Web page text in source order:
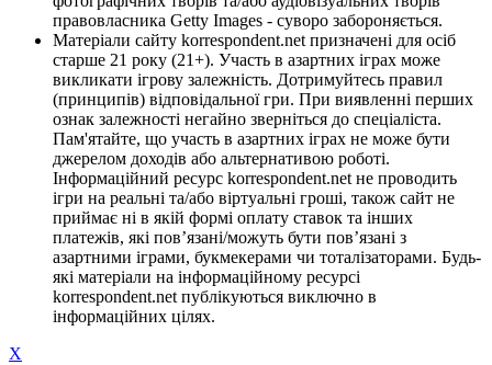
правовласника Getty Images - суворо забороняється.
Матеріали сайту korrespondent.net призначені для осіб
старше 21 року (21+). Участь в азартних іграх може
викликати ігрову залежність. Дотримуйтесь правил
(принципів) відповідальної гри. При виявленні перших
ознак залежності негайно зверніться до спеціаліста.
Пам'ятайте, що участь в азартних іграх не може бути
джерелом доходів або альтернативою роботі.
Інформаційний ресурс korrespondent.net не проводить
ігри на реальні та/або віртуальні гроші, також сайт не
приймає ні в якій формі оплату ставок та інших
платежів, які пов’язані/можуть бути пов’язані з
азартними іграми, букмекерами чи тоталізаторами. Будь-
які матеріали на інформаційному ресурсі
korrespondent.net публікуються виключно в
інформаційних цілях.
X